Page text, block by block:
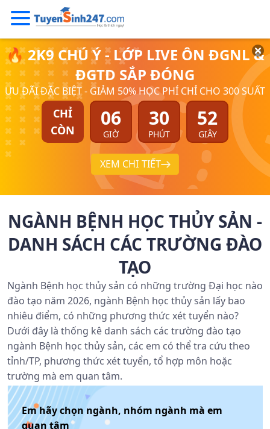
🔥 2K9 CHÚ Ý - LỚP LIVE ÔN ĐGNL &
ĐGTD SẮP ĐÓNG
ƯU ĐÃI ĐẶC BIỆT - GIẢM 50% HỌC PHÍ CHỈ CHO 300 SUẤT
CHỈ
CÒN
06
GIỜ
30
PHÚT
52
GIÂY
XEM CHI TIẾT
NGÀNH BỆNH HỌC THỦY SẢN -
DANH SÁCH CÁC TRƯỜNG ĐÀO
TẠO
Ngành Bệnh học thủy sản có những trường Đại học nào
đào tạo năm 2026, ngành Bệnh học thủy sản lấy bao
nhiêu điểm, có những phương thức xét tuyển nào?
Dưới đây là thống kê danh sách các trường đào tạo
ngành Bệnh học thủy sản, các em có thể tra cứu theo
tỉnh/TP, phương thức xét tuyển, tổ hợp môn hoặc
trường mà em quan tâm.
Em hãy chọn ngành, nhóm ngành mà em
quan tâm